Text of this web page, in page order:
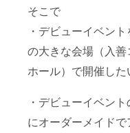
そこで
・デビューイベン
の大きな会場（入善
ホール）で開催した
・デビューイベン
にオーダーメイドで